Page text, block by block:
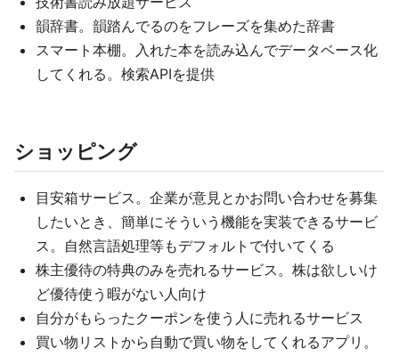
韻辞書。韻踏んでるのをフレーズを集めた辞書
スマート本棚。入れた本を読み込んでデータベース化
してくれる。検索APIを提供
ショッピング
目安箱サービス。企業が意見とかお問い合わせを募集
したいとき、簡単にそういう機能を実装できるサービ
ス。自然言語処理等もデフォルトで付いてくる
株主優待の特典のみを売れるサービス。株は欲しいけ
ど優待使う暇がない人向け
自分がもらったクーポンを使う人に売れるサービス
買い物リストから自動で買い物をしてくれるアプリ。